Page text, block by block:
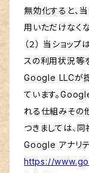
無効化すると、
用いただけなく
（２） 当ショッ
スの利用状況等
Google LLCが
ています。
れる仕組みその
つきましては、同
Google アナリテ
https://